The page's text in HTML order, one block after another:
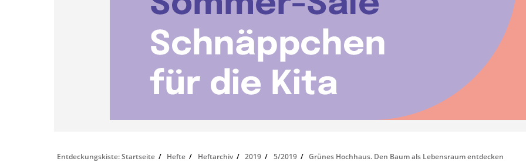
Entdeckungskiste: Startseite Hefte Heftarchiv 2019 5/2019 Grünes Hochhaus. Den Baum als Lebensraum entdecken